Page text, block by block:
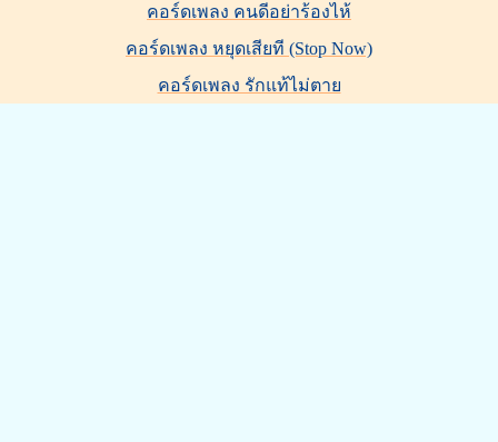
คอร์ดเพลง คนดีอย่าร้องไห้
คอร์ดเพลง หยุดเสียที (Stop Now)
คอร์ดเพลง รักแท้ไม่ตาย